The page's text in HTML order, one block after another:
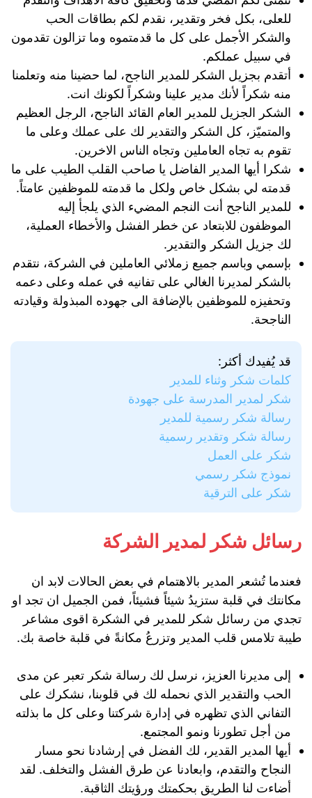
للعلى، بكل فخر وتقدير، نقدم لكم بطاقات الحب
والشكر الأجمل على كل ما قدمتموه وما تزالون تقدمون
في سبيل عملكم.
أتقدم بجزيل الشكر للمدير الناجح، لما حضينا منه وتعلمنا
منه شكراً لأنك مدير علينا وشكراً لكونك انت.
الشكر الجزيل للمدير العام القائد الناجح، الرجل العظيم
والمتميّز، كل الشكر والتقدير لك على عملك وعلى ما
تقوم به تجاه العاملين وتجاه الناس الاخرين.
شكرا أيها المدير الفاضل يا صاحب القلب الطيب على ما
قدمته لي بشكل خاص ولكل ما قدمته للموظفين عامتاً.
للمدير الناجح أنت النجم المضيء الذي يلجأ إليه
الموظفون للابتعاد عن خطر الفشل والأخطاء العملية،
لك جزيل الشكر والتقدير.
بإسمي وباسم جميع زملائي العاملين في الشركة، نتقدم
بالشكر لمديرنا الغالي على تفانيه في عمله وعلى دعمه
وتحفيزه للموظفين بالإضافة الى جهوده المبذولة وقيادته
الناجحة.
قد يُفيدك أكثر:
كلمات شكر وثناء للمدير
شكر لمدير المدرسة على جهودة
رسالة شكر رسمية للمدير
رسالة شكر وتقدير رسمية
شكر على العمل
نموذج شكر رسمي
شكر على الترقية
رسائل شكر لمدير الشركة
فعندما تُشعر المدير بالاهتمام في بعض الحالات لابد ان
مكانتك في قلبة ستزيدُ شيئاً فشيئاً، فمن الجميل ان تجد او
تجدي من رسائل شكر للمدير في الشكرة اقوى مشاعر
طيبة تلامس قلب المدير وتزرعُ مكانةً في قلبة خاصة بك.
إلى مديرنا العزيز، نرسل لك رسالة شكر تعبر عن مدى
الحب والتقدير الذي نحمله لك في قلوبنا، نشكرك على
التفاني الذي تظهره في إدارة شركتنا وعلى كل ما بذلته
من أجل تطورنا ونمو المجتمع.
أيها المدير القدير، لك الفضل في إرشادنا نحو مسار
النجاح والتقدم، وابعادنا عن طرق الفشل والتخلف. لقد
أضاءت لنا الطريق بحكمتك ورؤيتك الثاقبة.